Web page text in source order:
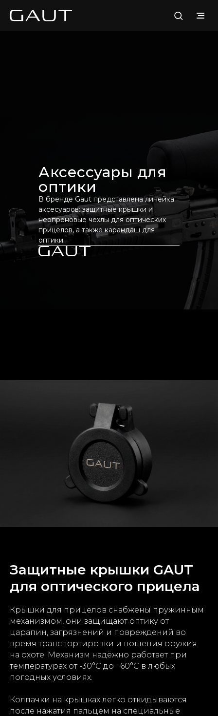
Аксессуары для
оптики
В бренде Gaut представлена линейка
аксесуаров: защитные крышки и
неопреновые чехлы для оптических
прицелов, а также карандаш для
оптики.
Защитные крышки GAUT
для оптического прицела
Крышки для прицелов снабжены пружинным
механизмом, они защищают оптику от
царапин, загрязнений и повреждений во
время транспортировки и ношения оружия
на охоте. Механизм надёжно работает при
температурах от -30°С до +60°С в любых
погодных условиях.
Колпачки на крышках легко откидываются
после нажатия пальцем на специальные